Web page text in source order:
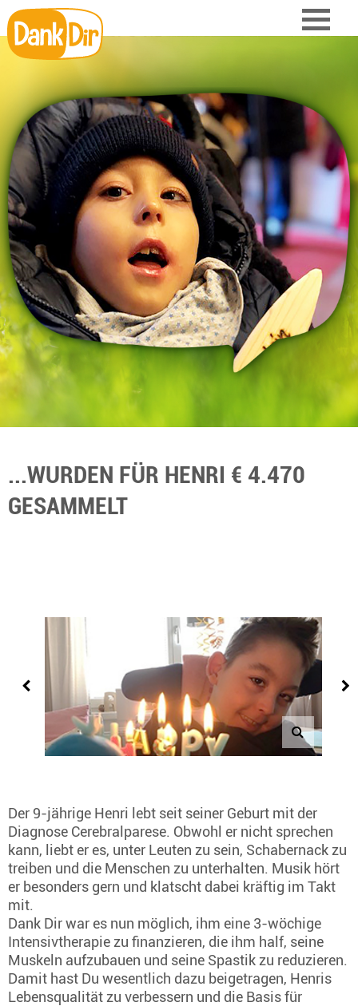
...WURDEN FÜR HENRI € 4.470
GESAMMELT
Der 9-jährige Henri lebt seit seiner Geburt mit der
Diagnose Cerebralparese. Obwohl er nicht sprechen
kann, liebt er es, unter Leuten zu sein, Schabernack zu
treiben und die Menschen zu unterhalten. Musik hört
er besonders gern und klatscht dabei kräftig im Takt
mit.
Dank Dir war es nun möglich, ihm eine 3-wöchige
Intensivtherapie zu finanzieren, die ihm half, seine
Muskeln aufzubauen und seine Spastik zu reduzieren.
Damit hast Du wesentlich dazu beigetragen, Henris
Lebensqualität zu verbessern und die Basis für